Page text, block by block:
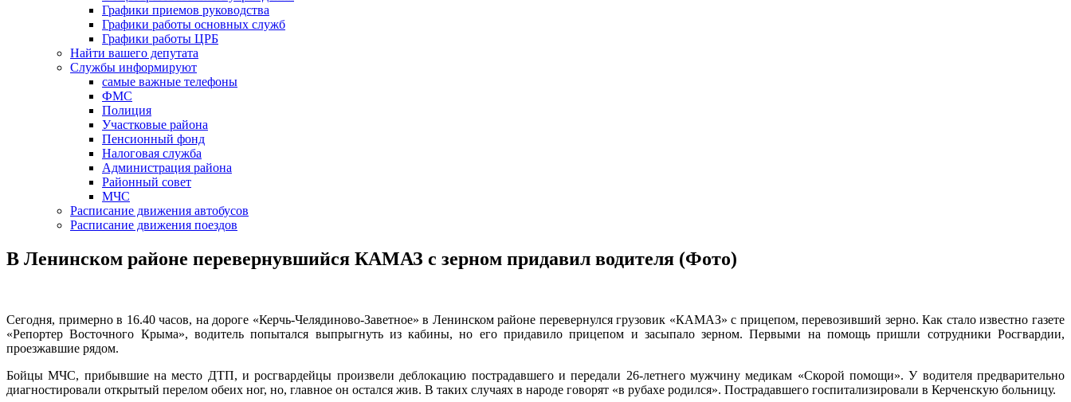
Графики приемов руководства
Графики работы основных служб
Графики работы ЦРБ
Найти вашего депутата
Службы информируют
самые важные телефоны
ФМС
Полиция
Участковые района
Пенсионный фонд
Налоговая служба
Администрация района
Районный совет
МЧС
Расписание движения автобусов
Расписание движения поездов
В Ленинском районе перевернувшийся КАМАЗ с зерном придавил водителя (Фото)
Сегодня, примерно в 16.40 часов, на дороге «Керчь-Челядиново-Заветное» в Ленинском районе перевернулся грузовик «КАМАЗ» с прицепом, перевозивший зерно. Как стало известно газете
«Репортер Восточного Крыма», водитель попытался выпрыгнуть из кабины, но его придавило прицепом и засыпало зерном. Первыми на помощь пришли сотрудники Росгвардии,
проезжавшие рядом.
Бойцы МЧС, прибывшие на место ДТП, и росгвардейцы произвели деблокацию пострадавшего и передали 26-летнего мужчину медикам «Скорой помощи». У водителя предварительно
диагностировали открытый перелом обеих ног, но, главное он остался жив. В таких случаях в народе говорят «в рубахе родился». Пострадавшего госпитализировали в Керченскую больницу.